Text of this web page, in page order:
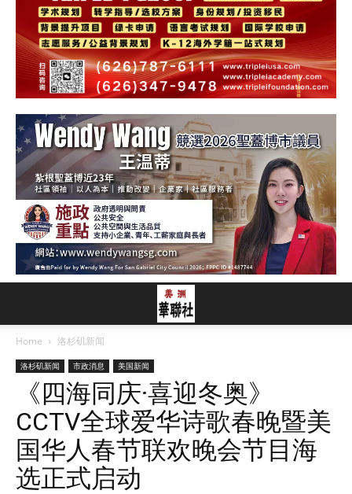
Home 洛杉矶新闻
洛杉矶新闻 市政消息 美国新闻
《四海同庆·喜迎冬奥》
CCTV全球爱华诗歌春晚暨美
国华人春节联欢晚会节目海
选正式启动